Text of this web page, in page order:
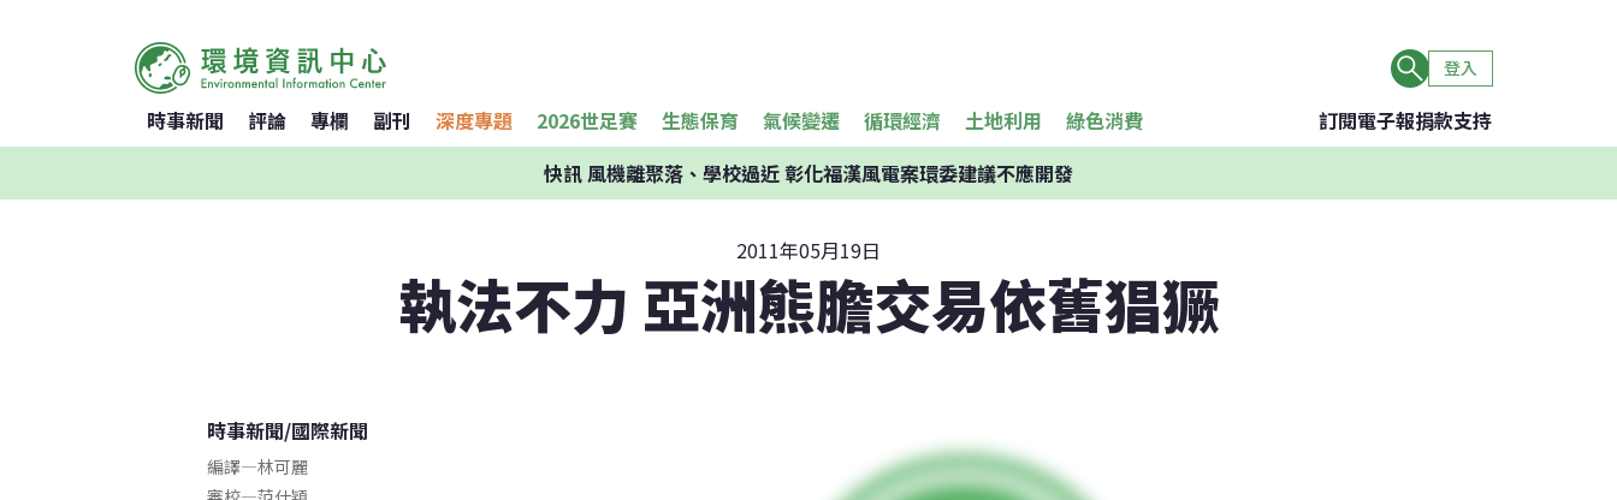
登入
時事新聞 評論 專欄 副刊 深度專題 2026世足賽 生態保育 氣候變遷 循環經濟 土地利用 綠色消費 訂閱電子報捐款支持
快訊風機離聚落、學校過近 彰化福漢風電案環委建議不應開發
2011年05月19日
執法不力 亞洲熊膽交易依舊猖獗
時事新聞/國際新聞
編譯—林可麗